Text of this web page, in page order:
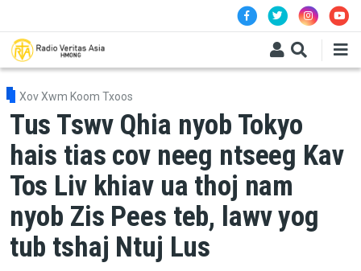
Xov Xwm Koom Txoos
Tus Tswv Qhia nyob Tokyo
hais tias cov neeg ntseeg Kav
Tos Liv khiav ua thoj nam
nyob Zis Pees teb, lawv yog
tub tshaj Ntuj Lus